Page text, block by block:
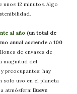
12 minutos. Algo
al año (un total de
anual asciende a 100
de envases de
magnitud del
preocupantes; hay
solo uso en el planeta
atmósfera: llueve